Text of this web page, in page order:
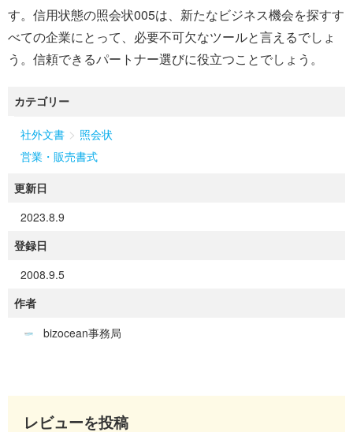
す。信用状態の照会状005は、新たなビジネス機会を探すす
べての企業にとって、必要不可欠なツールと言えるでしょ
う。信頼できるパートナー選びに役立つことでしょう。
カテゴリー
社外文書 > 照会状
営業・販売書式
更新日
2023.8.9
登録日
2008.9.5
作者
bizocean事務局
レビューを投稿